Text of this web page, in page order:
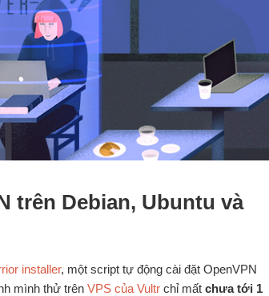
trên Debian, Ubuntu và
installer, một script tự động cài đặt OpenVPN
mình thử trên VPS của Vultr chỉ mất chưa tới 1